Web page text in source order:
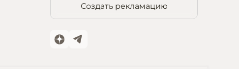
Создать рекламацию